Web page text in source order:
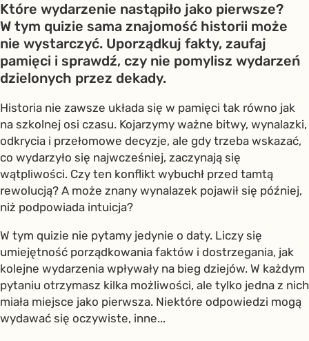
Które wydarzenie nastąpiło jako pierwsze?
W tym quizie sama znajomość historii może
nie wystarczyć. Uporządkuj fakty, zaufaj
pamięci i sprawdź, czy nie pomylisz wydarzeń
dzielonych przez dekady.
Historia nie zawsze układa się w pamięci tak równo jak
na szkolnej osi czasu. Kojarzymy ważne bitwy, wynalazki,
odkrycia i przełomowe decyzje, ale gdy trzeba wskazać,
co wydarzyło się najwcześniej, zaczynają się
wątpliwości. Czy ten konflikt wybuchł przed tamtą
rewolucją? A może znany wynalazek pojawił się później,
niż podpowiada intuicja?
W tym quizie nie pytamy jedynie o daty. Liczy się
umiejętność porządkowania faktów i dostrzegania, jak
kolejne wydarzenia wpływały na bieg dziejów. W każdym
pytaniu otrzymasz kilka możliwości, ale tylko jedna z nich
miała miejsce jako pierwsza. Niektóre odpowiedzi mogą
wydawać się oczywiste, inne...